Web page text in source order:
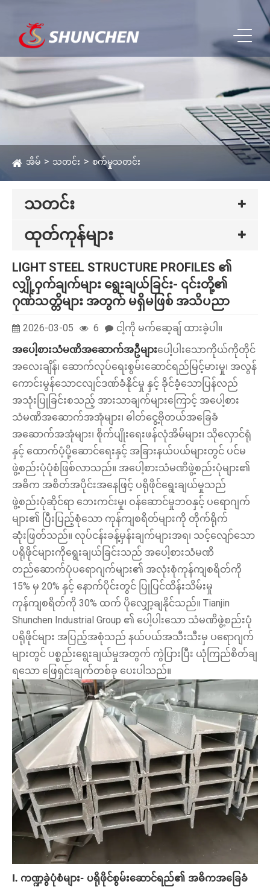
အိမ် သတင်း စက်မှုသတင်း
သတင်း
ထုတ်ကုန်များ
LIGHT STEEL STRUCTURE PROFILES ၏
လျှို့ဝှက်ချက်များ ရွေးချယ်ခြင်း- ၎င်းတို့၏
ဂုဏ်သတ္တိများ အတွက် မရှိမဖြစ် အသိပညာ
2026-03-05 6
ငါ့ကို မက်ဆေ့ချ် ထားခဲ့ပါ။
အပေါ့စားသံမဏိအဆောက်အဦများပေါ့ပါးသောကိုယ်ကိုတိုင်
အလေးချိန်၊ ဆောက်လုပ်ရေးစွမ်းဆောင်ရည်မြင့်မားမှု၊ အလွန်
ကောင်းမွန်သောငလျင်ဒဏ်ခံနိုင်မှု နှင့် ခိုင်ခံ့သောပြန်လည်
အသုံးပြုခြင်းစသည့် အားသာချက်များကြောင့် အပေါ့စား
သံမဏိအဆောက်အအုံများ၊ ဓါတ်ငွေ့ဗိုတယ်အခြေခံ
အဆောက်အအုံများ၊ စိုက်ပျိုးရေးဖန်လုံအိမ်များ၊ သိုလှောင်ရုံ
နှင့် ထောက်ပံ့ပို့ဆောင်ရေးနှင့် အခြားနယ်ပယ်များတွင် ပင်မ
ဖွဲ့စည်းပုံပုံစံဖြစ်လာသည်။ အပေါ့စားသံမဏိဖွဲ့စည်းပုံများ၏
အဓိက အစိတ်အပိုင်းအနေဖြင့် ပရိုဖိုင်ရွေးချယ်မှုသည်
ဖွဲ့စည်းပုံဆိုင်ရာ ဘေးကင်းမှု၊ ဝန်ဆောင်မှုဘဝနှင့် ပရောဂျက်
များ၏ ပြီးပြည့်စုံသော ကုန်ကျစရိတ်များကို တိုက်ရိုက်
ဆုံးဖြတ်သည်။ လုပ်ငန်းခန့်မှန်းချက်များအရ၊ သင့်လျော်သော
ပရိုဖိုင်များကိုရွေးချယ်ခြင်းသည် အပေါ့စားသံမဏိ
တည်ဆောက်ပုံပရောဂျက်များ၏ အလုံးစုံကုန်ကျစရိတ်ကို
15% မှ 20% နှင့် နောက်ပိုင်းတွင် ပြုပြင်ထိန်းသိမ်းမှု
ကုန်ကျစရိတ်ကို 30% ထက် ပိုလျှော့ချနိုင်သည်။ Tianjin
Shunchen Industrial Group ၏ ပေါ့ပါးသော သံမဏိဖွဲ့စည်းပုံ
ပရိုဖိုင်များ အပြည့်အစုံသည် နယ်ပယ်အသီးသီးမှ ပရောဂျက်
များတွင် ပစ္စည်းရွေးချယ်မှုအတွက် ကွဲပြားပြီး ယုံကြည်စိတ်ချ
ရသော ဖြေရှင်းချက်တစ်ခု ပေးပါသည်။
I. ကဏ္ဍခွဲပုံစံများ- ပရိုဖိုင်စွမ်းဆောင်ရည်၏ အဓိကအခြေခံ